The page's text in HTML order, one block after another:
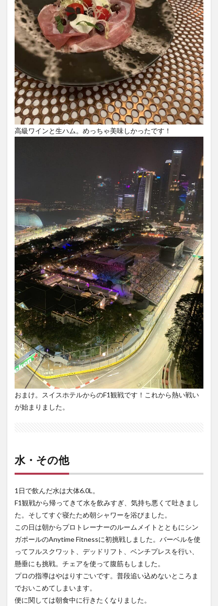
高級ワインと生ハム。めっちゃ美味しかったです！
おまけ。スイスホテルからのF1観戦です！これから熱い戦い
が始まりました。
水・その他
1日で飲んだ水は大体6.0L。
F1観戦から帰ってきて水を飲みすぎ、気持ち悪くて吐きまし
た。そしてすぐ寝たため朝シャワーを浴びました。
この日は朝からプロトレーナーのルームメイトとともにシン
ガポールのAnytime Fitnessに初挑戦しました。バーベルを使
ってフルスクワット、デッドリフト、ベンチプレスを行い、
懸垂にも挑戦。チェアを使って腹筋もしました。
プロの指導はやはりすごいです。普段追い込めないところま
でおいこめてしまいます。
便に関しては朝食中に行きたくなりました。